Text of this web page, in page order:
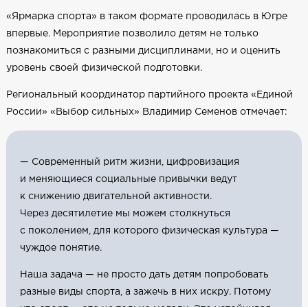
«Ярмарка спорта» в таком формате проводилась в Югре
впервые. Мероприятие позволило детям не только
познакомиться с разными дисциплинами, но и оценить
уровень своей физической подготовки.
Региональный координатор партийного проекта «Единой
России» «Выбор сильных» Владимир Семенов отмечает:
— Современный ритм жизни, цифровизация
и меняющиеся социальные привычки ведут
к снижению двигательной активности.
Через десятилетие мы можем столкнуться
с поколением, для которого физическая культура —
чуждое понятие.
Наша задача — не просто дать детям попробовать
разные виды спорта, а зажечь в них искру. Потому